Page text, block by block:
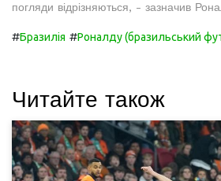
погляди відрізняються, - зазначив
#Бразилія #Роналду (бразильський
Читайте також